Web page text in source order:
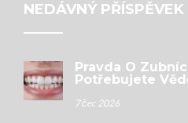
NEDÁVNÝ PŘÍSPĚVEK
Pravda O
Potřebujete
7 čec 2026